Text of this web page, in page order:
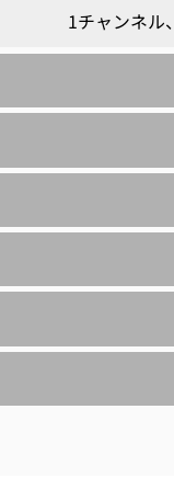
1チャンネル